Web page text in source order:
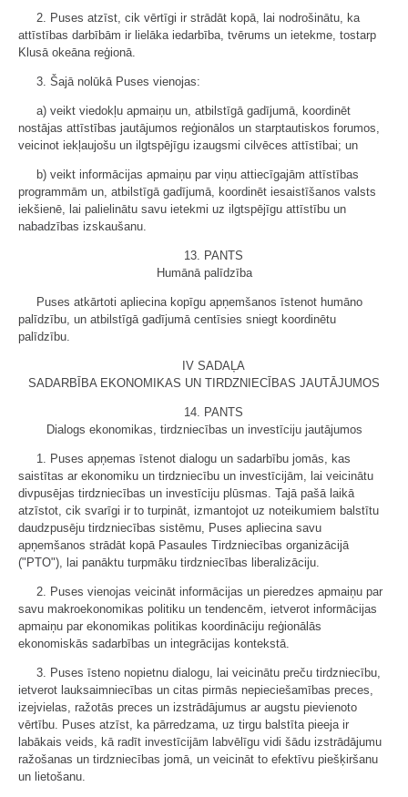
2. Puses atzīst, cik vērtīgi ir strādāt kopā, lai nodrošinātu, ka
attīstības darbībām ir lielāka iedarbība, tvērums un ietekme, tostarp
Klusā okeāna reģionā.
3. Šajā nolūkā Puses vienojas:
a) veikt viedokļu apmaiņu un, atbilstīgā gadījumā, koordinēt
nostājas attīstības jautājumos reģionālos un starptautiskos forumos,
veicinot iekļaujošu un ilgtspējīgu izaugsmi cilvēces attīstībai; un
b) veikt informācijas apmaiņu par viņu attiecīgajām attīstības
programmām un, atbilstīgā gadījumā, koordinēt iesaistīšanos valsts
iekšienē, lai palielinātu savu ietekmi uz ilgtspējīgu attīstību un
nabadzības izskaušanu.
13. PANTS
Humānā palīdzība
Puses atkārtoti apliecina kopīgu apņemšanos īstenot humāno
palīdzību, un atbilstīgā gadījumā centīsies sniegt koordinētu
palīdzību.
IV SADAĻA
SADARBĪBA EKONOMIKAS UN TIRDZNIECĪBAS JAUTĀJUMOS
14. PANTS
Dialogs ekonomikas, tirdzniecības un investīciju jautājumos
1. Puses apņemas īstenot dialogu un sadarbību jomās, kas
saistītas ar ekonomiku un tirdzniecību un investīcijām, lai veicinātu
divpusējas tirdzniecības un investīciju plūsmas. Tajā pašā laikā
atzīstot, cik svarīgi ir to turpināt, izmantojot uz noteikumiem balstītu
daudzpusēju tirdzniecības sistēmu, Puses apliecina savu
apņemšanos strādāt kopā Pasaules Tirdzniecības organizācijā
("PTO"), lai panāktu turpmāku tirdzniecības liberalizāciju.
2. Puses vienojas veicināt informācijas un pieredzes apmaiņu par
savu makroekonomikas politiku un tendencēm, ietverot informācijas
apmaiņu par ekonomikas politikas koordināciju reģionālās
ekonomiskās sadarbības un integrācijas kontekstā.
3. Puses īsteno nopietnu dialogu, lai veicinātu preču tirdzniecību,
ietverot lauksaimniecības un citas pirmās nepieciešamības preces,
izejvielas, ražotās preces un izstrādājumus ar augstu pievienoto
vērtību. Puses atzīst, ka pārredzama, uz tirgu balstīta pieeja ir
labākais veids, kā radīt investīcijām labvēlīgu vidi šādu izstrādājumu
ražošanas un tirdzniecības jomā, un veicināt to efektīvu piešķiršanu
un lietošanu.